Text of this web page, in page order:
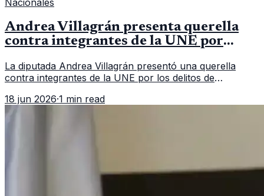
Nacionales
Andrea Villagrán presenta querella
contra integrantes de la UNE por
La diputada Andrea Villagrán presentó una querella
contra integrantes de la UNE por los delitos de
18 jun 2026·1 min read